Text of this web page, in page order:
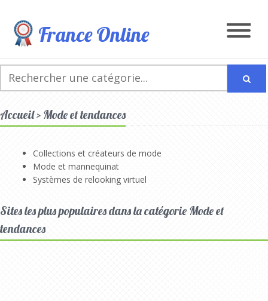
France Online
Accueil > Mode et tendances
Collections et créateurs de mode
Mode et mannequinat
Systèmes de relooking virtuel
Sites les plus populaires dans la catégorie Mode et
tendances